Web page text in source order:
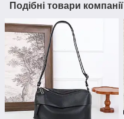
Подібні товари компанії